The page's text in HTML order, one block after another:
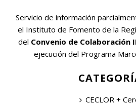
Servicio de información
el Instituto de Fomento de la
del Convenio de Colaboración
ejecución del Programa
CECLOR +